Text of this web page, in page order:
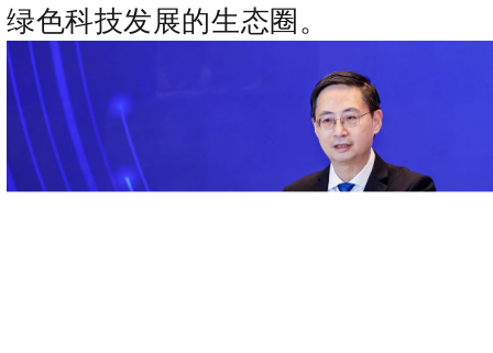
绿色科技发展的生态圈。